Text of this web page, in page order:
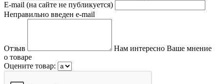
E-mail (на сайте не публикуется)
Неправильно введен e-mail
Отзыв
Нам интересно Ваше мнение
о товаре
Оцените товар: